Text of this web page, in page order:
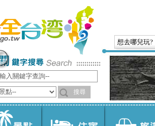
想去哪兒玩?